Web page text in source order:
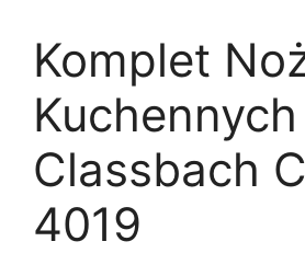
Komplet
Kuchennych
Classbach
4019